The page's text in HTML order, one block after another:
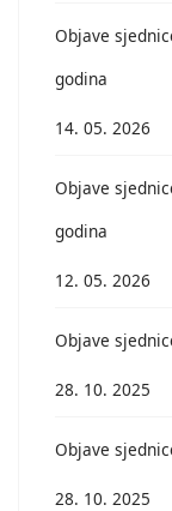
Objave
godina
14. 05. 2026
Objave
godina
12. 05. 2026
Objave
28. 10. 2025
Objave
28. 10. 2025